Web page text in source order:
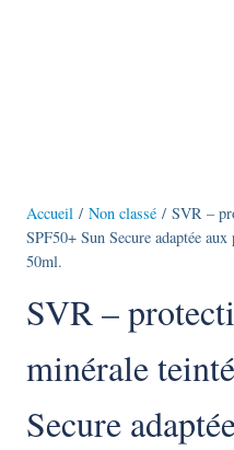
Accueil / Non classé / SVR –
SPF50+ Sun Secure adaptée
50ml.
SVR –
minérale
Secure